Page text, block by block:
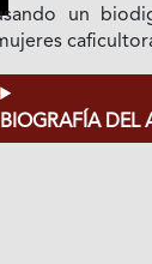
un
BIOGRAFÍA DEL